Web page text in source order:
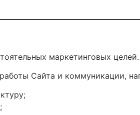
маркетинговых целей.
Сайта и коммуникации,